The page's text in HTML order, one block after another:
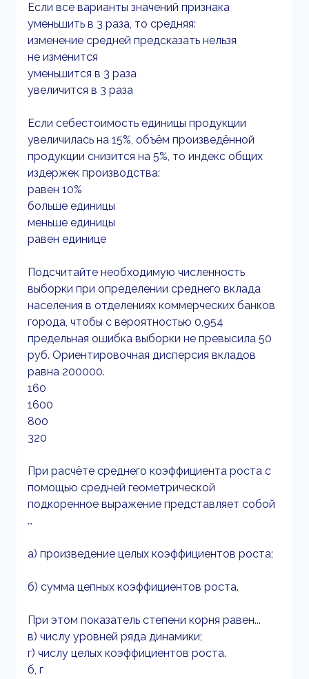
Если все варианты значений признака
уменьшить в 3 раза, то средняя:
изменение средней предсказать нельзя
не изменится
уменьшится в 3 раза
увеличится в 3 раза
Если себестоимость единицы продукции
увеличилась на 15%, объём произведённой
продукции снизится на 5%, то индекс общих
издержек производства:
равен 10%
больше единицы
меньше единицы
равен единице
Подсчитайте необходимую численность
выборки при определении среднего вклада
населения в отделениях коммерческих банков
города, чтобы с вероятностью 0,954
предельная ошибка выборки не превысила 50
руб. Ориентировочная дисперсия вкладов
равна 200000.
160
1600
800
320
При расчёте среднего коэффициента роста с
помощью средней геометрической
подкоренное выражение представляет собой
…
а) произведение целых коэффициентов роста;
б) сумма цепных коэффициентов роста.
При этом показатель степени корня равен...
в) числу уровней ряда динамики;
г) числу целых коэффициентов роста.
б, г